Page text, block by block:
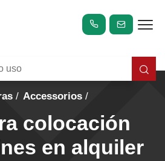
Accessorios
colocación
en alquiler